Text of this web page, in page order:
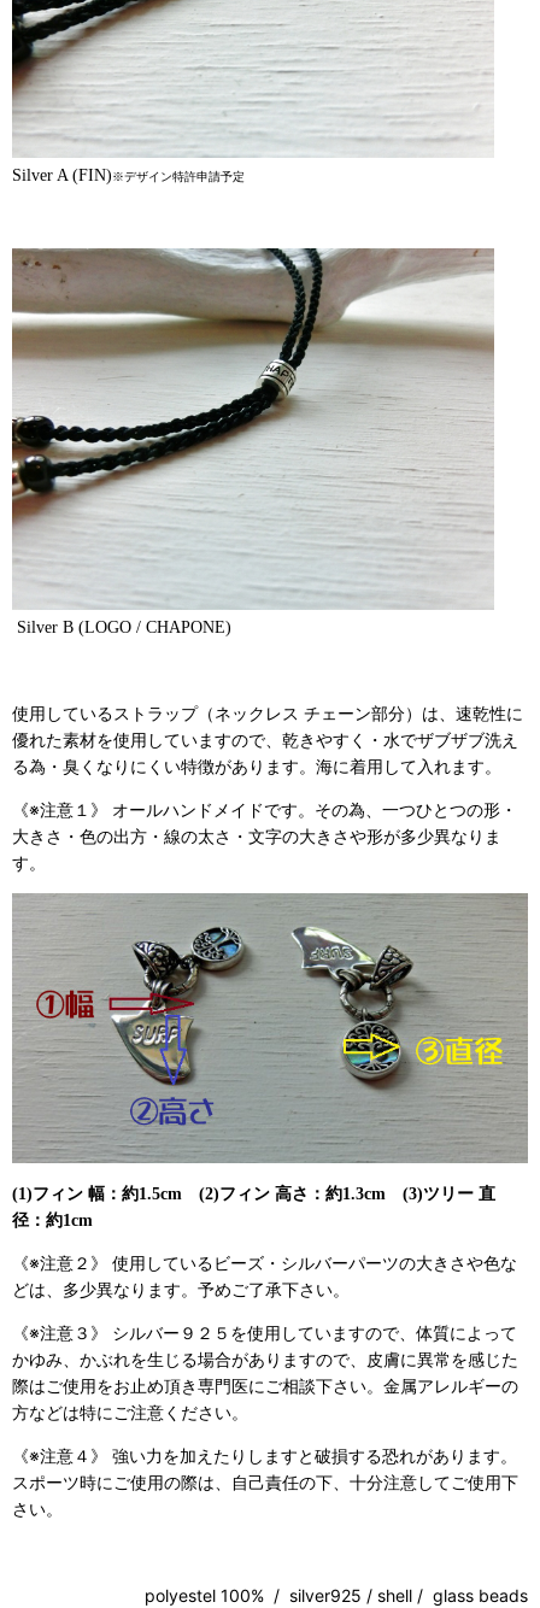
Silver A (FIN)※デザイン特許申請予定
Silver B (LOGO / CHAPONE)
使用しているストラップ（ネックレス チェーン部分）は、速乾性に
優れた素材を使用していますので、乾きやすく・水でザブザブ洗え
る為・臭くなりにくい特徴があります。海に着用して入れます。
《※注意１》 オールハンドメイドです。その為、一つひとつの形・
大きさ・色の出方・線の太さ・文字の大きさや形が多少異なりま
す。
(1)フィン 幅：約1.5cm (2)フィン 高さ：約1.3cm (3)ツリー 直
径：約1cm
《※注意２》 使用しているビーズ・シルバーパーツの大きさや色な
どは、多少異なります。予めご了承下さい。
《※注意３》 シルバー９２５を使用していますので、体質によって
かゆみ、かぶれを生じる場合がありますので、皮膚に異常を感じた
際はご使用をお止め頂き専門医にご相談下さい。金属アレルギーの
方などは特にご注意ください。
《※注意４》 強い力を加えたりしますと破損する恐れがあります。
スポーツ時にご使用の際は、自己責任の下、十分注意してご使用下
さい。
polyestel 100% / silver925 / shell / glass beads